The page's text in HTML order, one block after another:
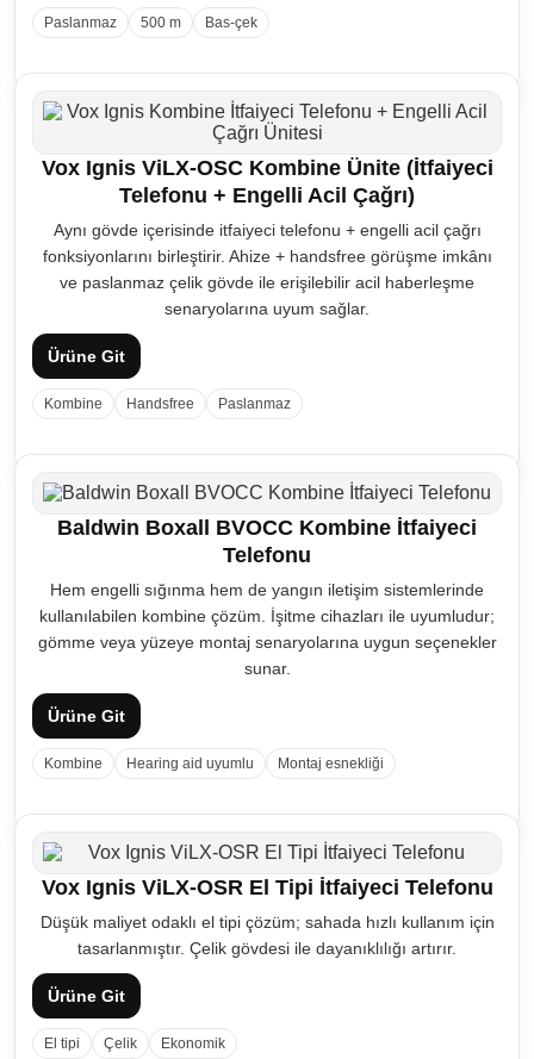
Paslanmaz 500 m Bas-çek
Vox Ignis ViLX-OSC Kombine Ünite (İtfaiyeci
Telefonu + Engelli Acil Çağrı)
Aynı gövde içerisinde itfaiyeci telefonu + engelli acil çağrı
fonksiyonlarını birleştirir. Ahize + handsfree görüşme imkânı
ve paslanmaz çelik gövde ile erişilebilir acil haberleşme
senaryolarına uyum sağlar.
Ürüne Git
Kombine Handsfree Paslanmaz
Baldwin Boxall BVOCC Kombine İtfaiyeci
Telefonu
Hem engelli sığınma hem de yangın iletişim sistemlerinde
kullanılabilen kombine çözüm. İşitme cihazları ile uyumludur;
gömme veya yüzeye montaj senaryolarına uygun seçenekler
sunar.
Ürüne Git
Kombine Hearing aid uyumlu Montaj esnekliği
Vox Ignis ViLX-OSR El Tipi İtfaiyeci Telefonu
Düşük maliyet odaklı el tipi çözüm; sahada hızlı kullanım için
tasarlanmıştır. Çelik gövdesi ile dayanıklılığı artırır.
Ürüne Git
El tipi Çelik Ekonomik